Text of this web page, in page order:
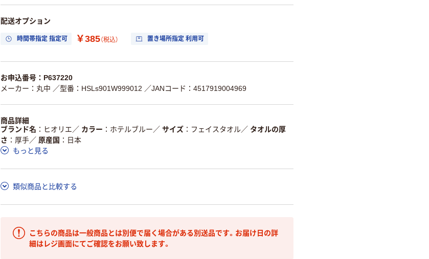
配送オプション
時間帯指定 指定可 ￥385（税込） 置き場所指定 利用可
お申込番号：P637220
メーカー：丸中 ／型番：HSLs901W999012 ／JANコード：4517919004969
商品詳細
ブランド名
ヒオリエ ／ カラー ホテルブルー ／ サイズ フェイスタオル／ タオルの厚
さ
厚手／ 原産国
日本
もっと見る
類似商品と比較する
こちらの商品は一般商品とは別便で届く場合がある別送品です。お届け日の詳
細はレジ画面にてご確認をお願い致します。